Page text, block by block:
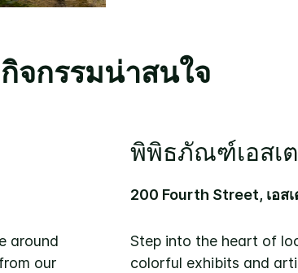
กิจกรรมน่าสนใจ
around
our
พิพิธภัณฑ์เอสเ
200 Fourth Street, เอส
Step into the heart of
colorful exhibits and